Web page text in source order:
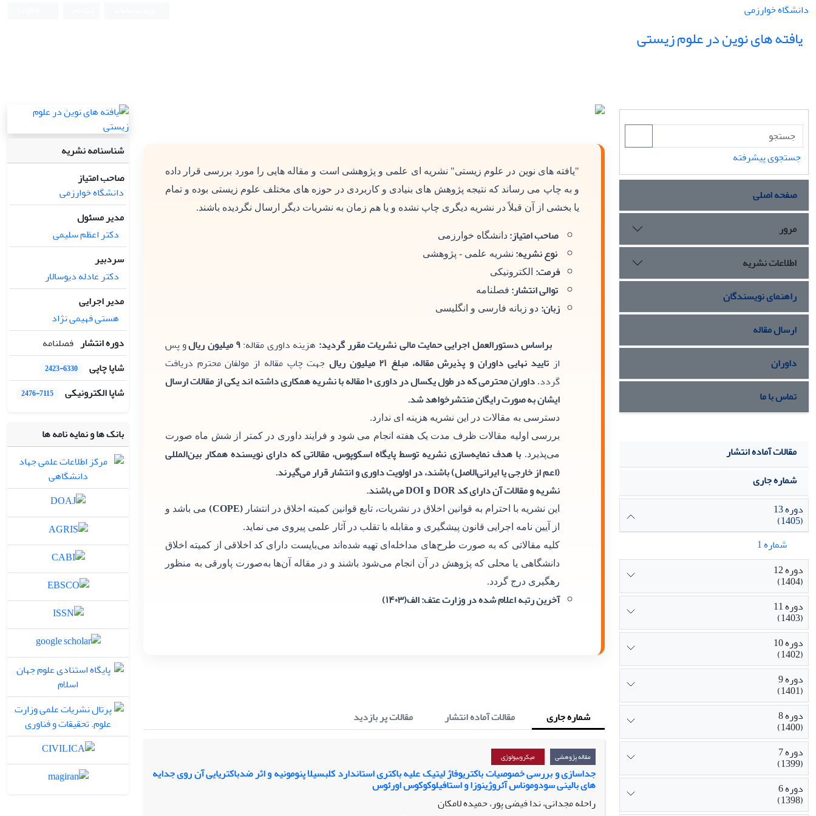
دانشگاه خوارزمی
یافته های نوین در علوم زیستی
جستجوی پیشرفته
صفحه اصلی
مرور
اطلاعات نشریه
راهنمای نویسندگان
ارسال مقاله
داوران
تماس با ما
مقالات آماده انتشار
شماره جاری
دوره 13
(1405)
شماره 1
دوره 12
(1404)
دوره 11
(1403)
دوره 10
(1402)
دوره 9
(1401)
دوره 8
(1400)
دوره 7
(1399)
دوره 6
(1398)
"یافته های نوین در علوم زیستی" نشریه ای علمی و پژوهشی است و مقاله هایی را مورد بررسی قرار داده
و به چاپ می رساند که نتیجه پژوهش های بنیادی و کاربردی در حوزه های مختلف علوم زیستی بوده و تمام
یا بخشی از آن قبلاً در نشریه دیگری چاپ نشده و یا هم زمان به نشریات دیگر ارسال نگردیده باشند.
صاحب امتیاز: دانشگاه خوارزمی
نوع نشریه: نشریه علمی - پژوهشی
فرمت: الکترونیکی
توالی انتشار: فصلنامه
زبان: دو زبانه فارسی و انگلیسی
براساس دستورالعمل اجرایی حمایت مالی نشریات مقرر گردید: هزینه داوری مقاله:۹ میلیون ریال
و پس
از تایید نهایی داوران و پذیرش مقاله، مبلغ ۲۱ میلیون ریال
جهت چاپ مقاله از مولفان محترم دریافت
گردد.
داوران محترمی که در طول یکسال در داوری ۱۰ مقاله با نشریه همکاری داشته اند یکی از مقالات ارسال
ایشان به صورت رایگان منتشرخواهد شد.
دسترسی به مقالات در این نشریه هزینه ای ندارد.
بررسی اولیه مقالات ظرف مدت یک هفته انجام می شود و فرایند داوری در کمتر از شش ماه صورت
می‌پذیرد.با هدف نمایه‌سازی نشریه توسط پایگاه اسکوپوس، مقالاتی که دارای نویسنده همکار بین‌المللی
(اعم از خارجی یا ایرانی‌الاصل) باشند، در اولویت داوری و انتشار قرار می‌گیرند.
نشریه و مقالات آن دارای کد DOR و DOI می باشند.
این نشریه با احترام به قوانین اخلاق در نشریات، تابع قوانین کمیته اخلاق در انتشار (COPE)
می باشد و
از آیین نامه اجرایی قانون پیشگیری و مقابله با تقلب در آثار علمی پیروی می نماید.
کلیه مقالاتی که به صورت طرح‌های مداخله‌ای تهیه شده‌اند می‌بایست دارای کد اخلاقی از کمیته اخلاق
دانشگاهی یا محلی که پژوهش در آن انجام می‌شود باشند و در مقاله آن‌ها به‌صورت پاورقی به منظور
رهگیری درج گردد.
آخرین رتبه اعلام شده در وزارت عتف: الف(۱۴۰۳)
شماره جاری مقالات آماده انتشار مقالات پر بازدید
مقاله پژوهشی میکروبیولوژی
جداسازی و بررسی خصوصیات باکتریوفاژ لیتیک علیه باکتری استاندارد کلبسیلا پنومونیه و اثر ضدباکتریایی آن روی جدایه
های بالینی سودوموناس آئروژینوزا و استافیلوکوکوس اورئوس
راحله مجدانی، ندا فیضی پور، حمیده لامکان
شناسنامه نشریه
صاحب امتیاز
دانشگاه خوارزمی
مدیر مسئول
دکتر اعظم سلیمی
سردبیر
دکتر عادله دیوسالار
مدیر اجرایی
هستی فهیمی نژاد
دوره انتشار فصلنامه
شاپا چاپی
2423-6330
شاپا الکترونیکی 2476-7115
بانک ها و نمایه نامه ها